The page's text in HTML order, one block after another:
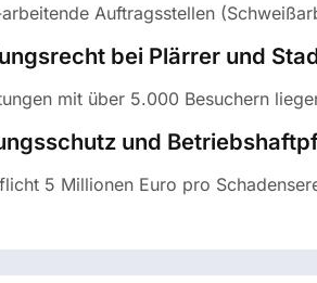
Auftragsstellen
bei Plärrer und
mit über 5.000 Besuchern
und
5 Millionen Euro pro